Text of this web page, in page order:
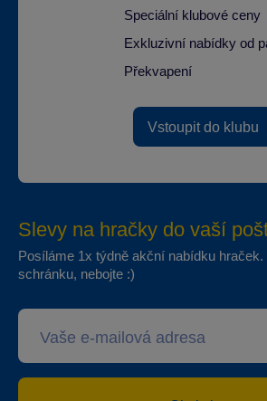
Speciální klubové ceny
Exkluzivní nabídky od
Překvapení
Vstoupit do klubu
Slevy na hračky do vaší
Posíláme 1x týdně akční nabídku
schránku, nebojte :)